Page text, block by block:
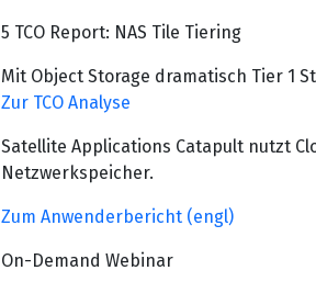
5 TCO Report: NAS Tile Tiering
Mit Object Storage dramatisch Tier 1
Zur TCO Analyse
Satellite Applications Catapult nutzt
Netzwerkspeicher.
Zum Anwenderbericht (engl)
On-Demand Webinar